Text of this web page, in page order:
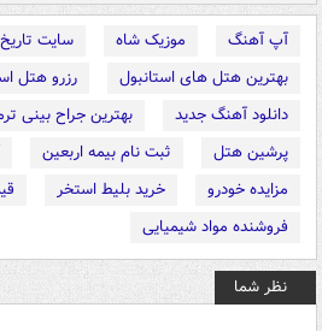
آپ آهنگ موزیک شاه
سایت تاریخ
بهترین هتل های استانبول
رزرو هتل
دانلود آهنگ جدید
بهترین جراح بینی
پرشین هتل
ثبت نام بیمه اربعین
مزایده خودرو
خرید بلیط استخر
فروشنده مواد شیمیایی
نظر شما